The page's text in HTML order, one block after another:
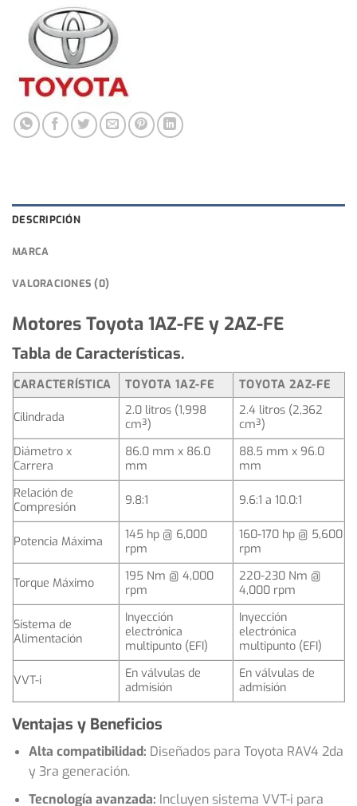
Equipa
Toyota
RAV4
2da
y
3ra
DESCRIPCIÓN
MARCA
VALORACIONES (0)
Motores Toyota 1AZ-FE y 2AZ-FE
Tabla de Características.
CARACTERÍSTICA TOYOTA 1AZ-FE TOYOTA 2AZ-FE
Cilindrada
2.0 litros (1,998
cm³)
2.4 litros (2,362
cm³)
Diámetro x
Carrera
86.0 mm x 86.0
mm
88.5 mm x 96.0
mm
Relación de
Compresión
9.8:1 9.6:1 a 10.0:1
Potencia Máxima
145 hp @ 6,000
rpm
160-170 hp @ 5,600
rpm
Torque Máximo
195 Nm @ 4,000
rpm
220-230 Nm @
4,000 rpm
Sistema de
Alimentación
Inyección
electrónica
multipunto (EFI)
Inyección
electrónica
multipunto (EFI)
VVT-i
En válvulas de
admisión
En válvulas de
admisión
Ventajas y Beneficios
Alta compatibilidad: Diseñados para Toyota RAV4 2da
y 3ra generación.
Tecnología avanzada: Incluyen sistema VVT-i para